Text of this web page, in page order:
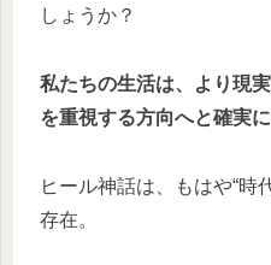
しょうか？
私たちの生活は、より現
を重視する方向へと確実
ヒール神話は、もはや“時
存在。